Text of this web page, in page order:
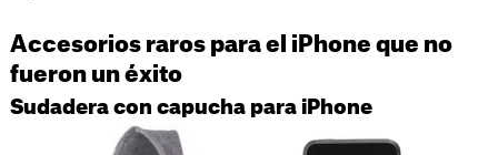
Accesorios raros para el iPhone que no
fueron un éxito
Sudadera con capucha para iPhone